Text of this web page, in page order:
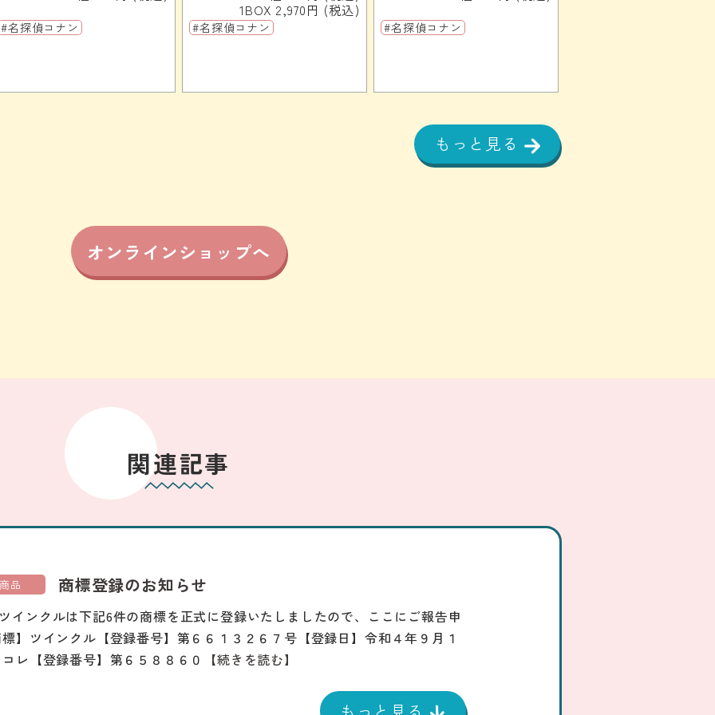
#名探偵コナン
1BOX 2,970円 (税込)
#名探偵コナン #名探偵コナン
もっと見る
オンラインショップへ
関連記事
商品 商標登録のお知らせ
インクルは下記6件の商標を正式に登録いたしましたので、ここにご報告申
】ツインクル【登録番号】第６６１３２６７号【登録日】令和４年９月１
レ【登録番号】第６５８８６０
【続きを読む】